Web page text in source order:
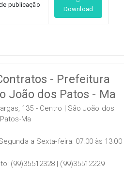
publicação
Download
- Prefeitura
João dos Patos - Ma
135 - Centro | São João dos
Patos-Ma
a Sexta-feira: 07:00 às 13:00
(99)35512328 | (99)35512229